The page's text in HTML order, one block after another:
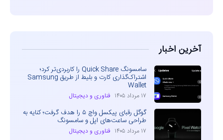
آخرین اخبار
سامسونگ Quick Share را کاربردی‌تر کرد؛
اشتراک‌گذاری کارت و بلیط از طریق Samsung
Wallet
۱۷ مرداد ۱۴۰۵ فناوری و دیجیتال
گوگل رقبای پیکسل واچ ۵ را هدف گرفت؛ کنایه به
طراحی ساعت‌های اپل و سامسونگ
۱۷ مرداد ۱۴۰۵ فناوری و دیجیتال